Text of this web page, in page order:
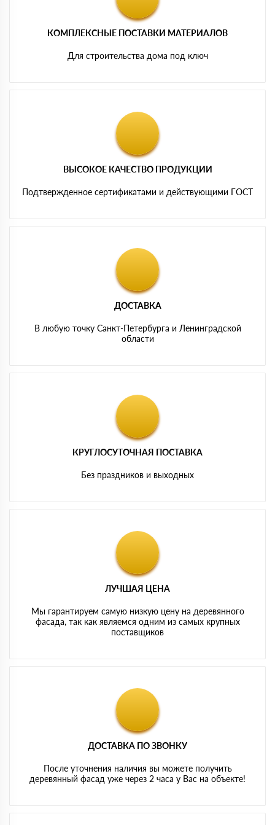
КОМПЛЕКСНЫЕ ПОСТАВКИ МАТЕРИАЛОВ
Для строительства дома под ключ
ВЫСОКОЕ КАЧЕСТВО ПРОДУКЦИИ
Подтвержденное сертификатами и действующими ГОСТ
ДОСТАВКА
В любую точку Санкт-Петербурга и Ленинградской
области
КРУГЛОСУТОЧНАЯ ПОСТАВКА
Без праздников и выходных
ЛУЧШАЯ ЦЕНА
Мы гарантируем самую низкую цену на деревянного
фасада, так как являемся одним из самых крупных
поставщиков
ДОСТАВКА ПО ЗВОНКУ
После уточнения наличия вы можете получить
деревянный фасад уже через 2 часа у Вас на объекте!